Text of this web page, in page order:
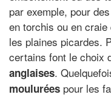
par exemple, pour
en torchis ou en
les plaines picardes.
certains font le choix
anglaises.
moulurées pour les